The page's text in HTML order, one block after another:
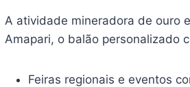
A atividade mineradora de ouro
Amapari, o balão personalizado
Feiras regionais e eventos